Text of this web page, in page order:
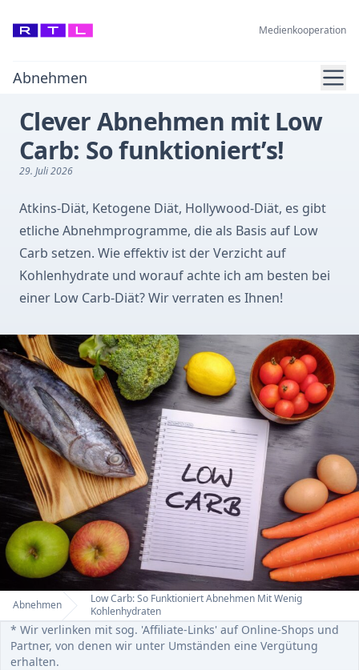
Medienkooperation
Abnehmen
Clever Abnehmen mit Low
Carb: So funktioniert’s!
29. Juli 2026
Atkins-Diät, Ketogene Diät, Hollywood-Diät, es gibt
etliche Abnehmprogramme, die als Basis auf Low
Carb setzen. Wie effektiv ist der Verzicht auf
Kohlenhydrate und worauf achte ich am besten bei
einer Low Carb-Diät? Wir verraten es Ihnen!
Home
Abnehmen
Low Carb: So Funktioniert Abnehmen Mit Wenig
Kohlenhydraten
* Wir verlinken mit sog. 'Affiliate-Links' auf Online-Shops und
Partner, von denen wir unter Umständen eine Vergütung
erhalten.